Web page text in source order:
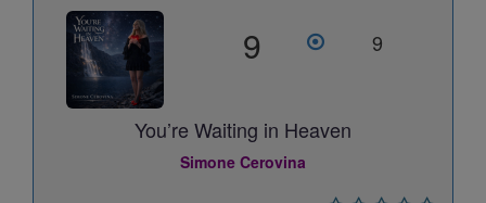
9 9
You’re Waiting in Heaven
Simone Cerovina